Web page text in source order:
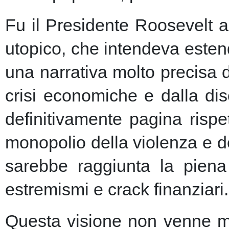
Fu il Presidente Roosevelt
utopico, che intendeva
una narrativa molto precisa
crisi economiche e dalla
definitivamente pagina
monopolio della violenza e
sarebbe raggiunta la
estremismi e crack finanziari.
Questa visione non venne